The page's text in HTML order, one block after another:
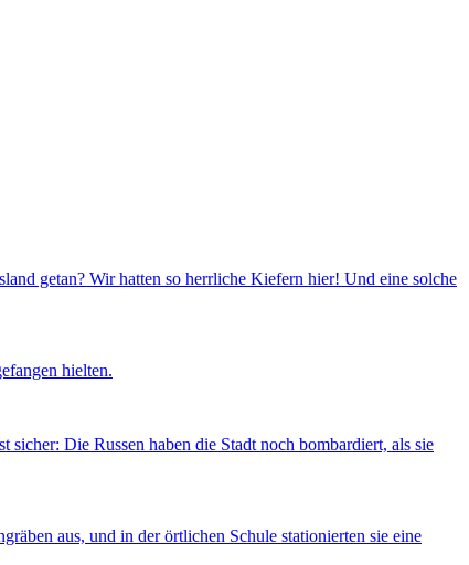
getan? Wir hatten so herrliche Kiefern hier! Und eine solche
hielten.
Die Russen haben die Stadt noch bombardiert, als sie
aus, und in der örtlichen Schule stationierten sie eine